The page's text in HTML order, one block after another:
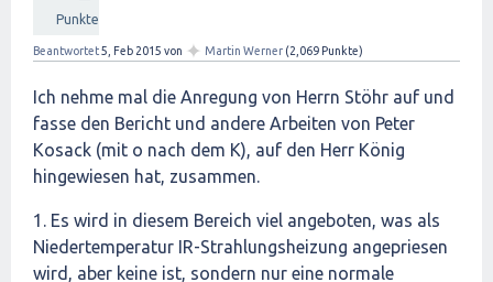
Punkte
Beantwortet5, Feb 2015 von ✦ Martin Werner (2,069 Punkte)
Ich nehme mal die Anregung von Herrn Stöhr auf und
fasse den Bericht und andere Arbeiten von Peter
Kosack (mit o nach dem K), auf den Herr König
hingewiesen hat, zusammen.
1. Es wird in diesem Bereich viel angeboten, was als
Niedertemperatur IR-Strahlungsheizung angepriesen
wird, aber keine ist, sondern nur eine normale